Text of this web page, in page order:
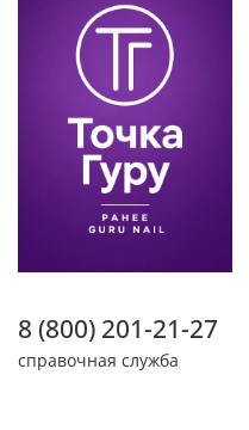
8 (800) 201-21-27
справочная служба